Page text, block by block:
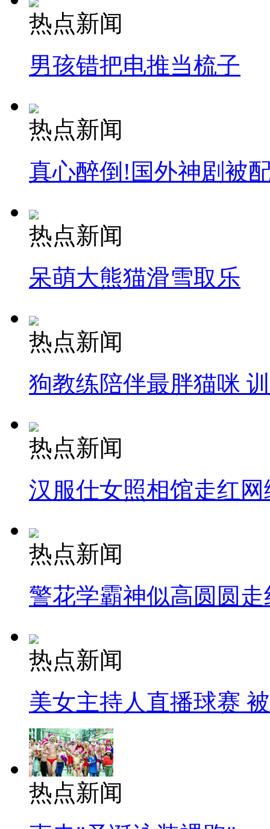
走！跟着总书记去植树
纽约上演“枕头大战”
司机酒驾遇交警 急速倒车逃窜
热点新闻
男孩错把电推当梳子
热点新闻
真心醉倒!国外神剧被
热点新闻
呆萌大熊猫滑雪取乐
热点新闻
狗教练陪伴最胖猫咪
热点新闻
汉服仕女照相馆走红网
热点新闻
警花学霸神似高圆圆走
热点新闻
美女主持人直播球赛
热点新闻